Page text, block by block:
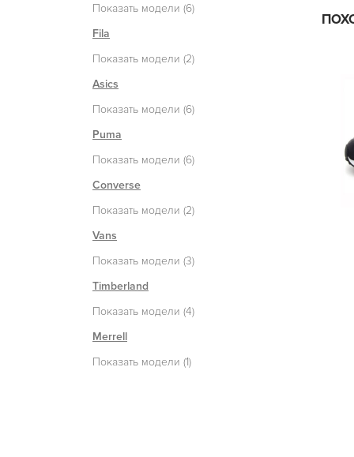
Показать модели (6)
Fila
Показать модели (2)
Asics
Показать модели (6)
Puma
Показать модели (6)
Converse
Показать модели (2)
Vans
Показать модели (3)
Timberland
Показать модели (4)
Merrell
Показать модели (1)